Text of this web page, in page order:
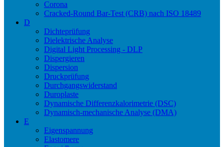
Corona
Cracked-Round Bar-Test (CRB) nach ISO 18489
D
Dichteprüfung
Dielektrische Analyse
Digital Light Processing - DLP
Dispergieren
Dispersion
Druckprüfung
Durchgangswiderstand
Duroplaste
Dynamische Differenzkalorimetrie (DSC)
Dynamisch-mechanische Analyse (DMA)
E
Eigenspannung
Elastomere